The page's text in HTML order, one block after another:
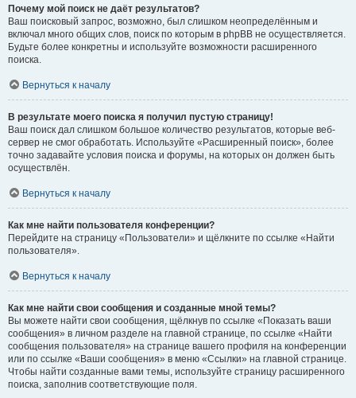
Почему мой поиск не даёт результатов?
Ваш поисковый запрос, возможно, был слишком неопределённым и
включал много общих слов, поиск по которым в phpBB не осуществляется.
Будьте более конкретны и используйте возможности расширенного
поиска.
Вернуться к началу
В результате моего поиска я получил пустую страницу!
Ваш поиск дал слишком большое количество результатов, которые веб-
сервер не смог обработать. Используйте «Расширенный поиск», более
точно задавайте условия поиска и форумы, на которых он должен быть
осуществлён.
Вернуться к началу
Как мне найти пользователя конференции?
Перейдите на страницу «Пользователи» и щёлкните по ссылке «Найти
пользователя».
Вернуться к началу
Как мне найти свои сообщения и созданные мной темы?
Вы можете найти свои сообщения, щёлкнув по ссылке «Показать ваши
сообщения» в личном разделе на главной странице, по ссылке «Найти
сообщения пользователя» на странице вашего профиля на конференции
или по ссылке «Ваши сообщения» в меню «Ссылки» на главной странице.
Чтобы найти созданные вами темы, используйте страницу расширенного
поиска, заполнив соответствующие поля.